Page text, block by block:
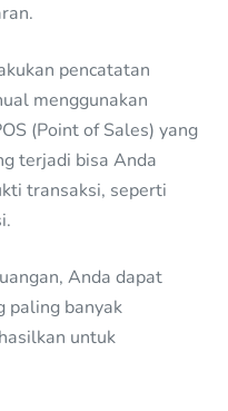
pencatatan
menggunakan
(Point of Sales) yang
terjadi bisa Anda
transaksi, seperti
Anda dapat
paling banyak
untuk